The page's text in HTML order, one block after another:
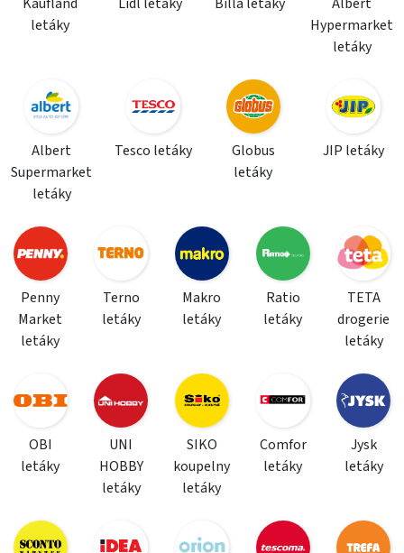
letáky
Hypermarket
letáky
Albert
Supermarket
letáky
Tesco letáky
Globus
letáky
JIP letáky
Penny
Market
letáky
Terno
letáky
Makro
letáky
Ratio
letáky
TETA
drogerie
letáky
OBI
letáky
UNI
HOBBY
letáky
SIKO
koupelny
letáky
Comfor
letáky
Jysk
letáky